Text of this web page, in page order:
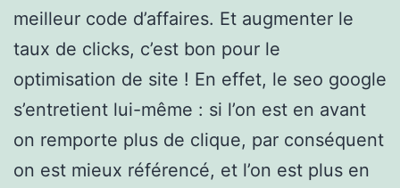
meilleur code d’affaires. Et augmenter le
taux de clicks, c’est bon pour le
optimisation de site ! En effet, le seo google
s’entretient lui-même : si l’on est en avant
on remporte plus de clique, par conséquent
on est mieux référencé, et l’on est plus en